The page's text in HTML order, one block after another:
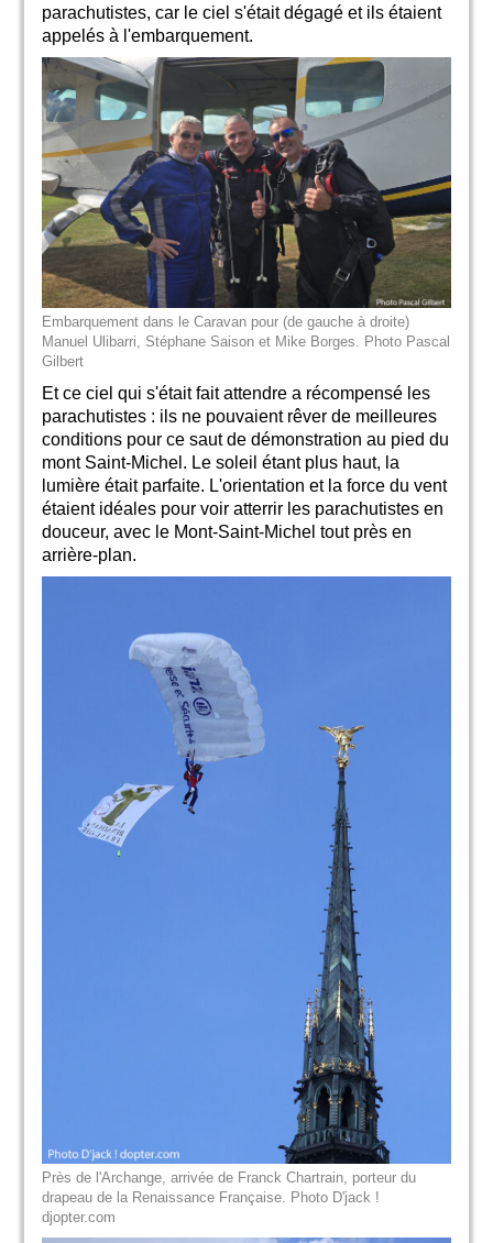
parachutistes, car le ciel s'était dégagé et ils étaient
appelés à l'embarquement.
Embarquement dans le Caravan pour (de gauche à droite)
Manuel Ulibarri, Stéphane Saison et Mike Borges. Photo Pascal
Gilbert
Et ce ciel qui s'était fait attendre a récompensé les
parachutistes : ils ne pouvaient rêver de meilleures
conditions pour ce saut de démonstration au pied du
mont Saint-Michel. Le soleil étant plus haut, la
lumière était parfaite. L'orientation et la force du vent
étaient idéales pour voir atterrir les parachutistes en
douceur, avec le Mont-Saint-Michel tout près en
arrière-plan.
Près de l'Archange, arrivée de Franck Chartrain, porteur du
drapeau de la Renaissance Française. Photo D'jack !
djopter.com